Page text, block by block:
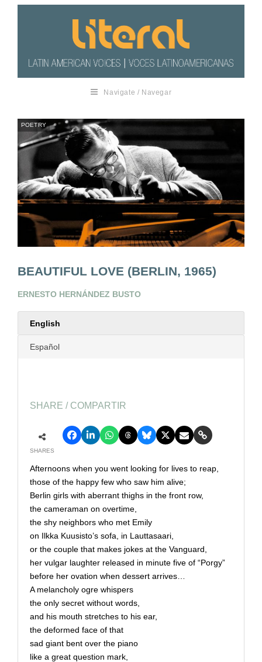
Navigate / Navegar
POETRY
BEAUTIFUL LOVE (BERLIN, 1965)
ERNESTO HERNÁNDEZ BUSTO
English
Español
SHARE / COMPARTIR
SHARES
Afternoons when you went looking for lives to reap,
those of the happy few who saw him alive;
Berlin girls with aberrant thighs in the front row,
the cameraman on overtime,
the shy neighbors who met Emily
on Ilkka Kuusisto’s sofa, in Lauttasaari,
or the couple that makes jokes at the Vanguard,
her vulgar laughter released in minute five of “Porgy”
before her ovation when dessert arrives…
A melancholy ogre whispers
the only secret without words,
and his mouth stretches to his ear,
the deformed face of that
sad giant bent over the piano
like a great question mark,